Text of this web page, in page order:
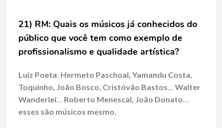
21) RM: Quais os músicos já conhecidos do
público que você tem como exemplo de
profissionalismo e qualidade artística?
Luiz Poeta: Hermeto Paschoal, Yamandu Costa,
Toquinho, João Bosco, Cristóvão Bastos… Walter
Wanderlei… Roberto Menescal, João Donato…
esses são músicos mesmo.